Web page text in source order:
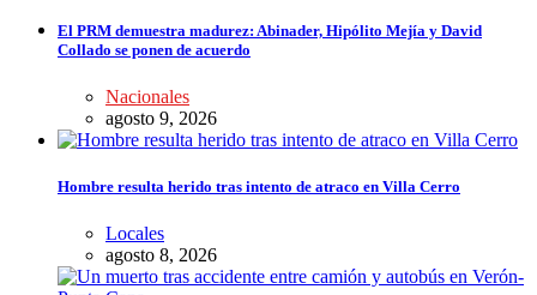
El PRM demuestra madurez: Abinader, Hipólito Mejía y David
Collado se ponen de acuerdo
Nacionales
agosto 9, 2026
Hombre resulta herido tras intento de atraco en Villa Cerro
Locales
agosto 8, 2026